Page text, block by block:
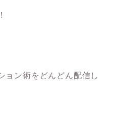
ョン術をどんどん配信し